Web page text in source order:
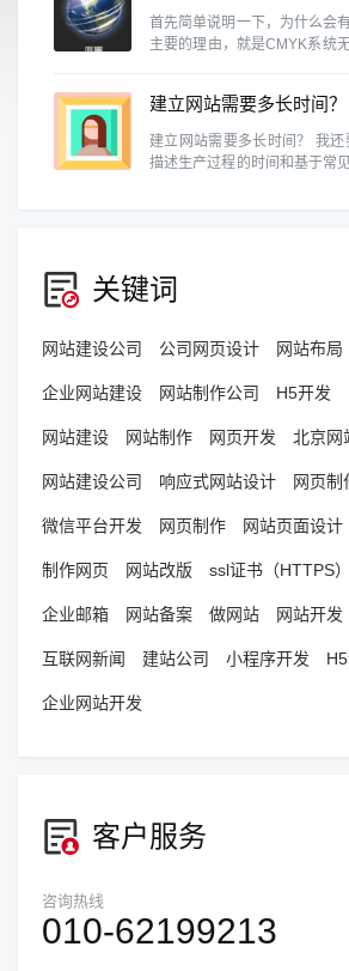
首先简单说明一下，为什么会
主要的理由，就是CMYK系统
建立网站需要多长时间？
建立网站需要多长时间？ 我还要注意什么？ 以下将
描述生产过程的时间和基于常
关键词
网站建设公司 公司网页设计 网站布局
企业网站建设 网站制作公司 H5开发
网站建设 网站制作 网页开发 北京网
网站建设公司 响应式网站设计 网页制
微信平台开发 网页制作 网站页面设计
制作网页 网站改版 ssl证书（HTTPS）
企业邮箱 网站备案 做网站 网站开发
互联网新闻 建站公司 小程序开发
企业网站开发
客户服务
咨询热线
010-62199213